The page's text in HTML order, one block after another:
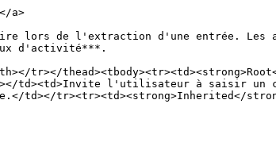
a>
lors de l'extraction d'une entrée. Les
d'activité***.
th></tr></
td><td>Invite l'utilisateur à saisir un
td></tr><tr><td><strong>Inherited</